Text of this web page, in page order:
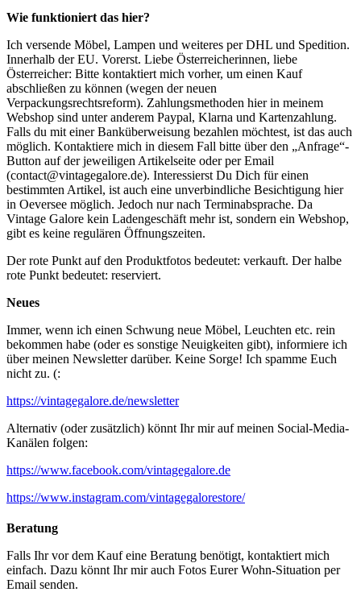
Wie funktioniert das hier?
Ich versende Möbel, Lampen und weiteres per DHL und Spedition.
Innerhalb der EU. Vorerst. Liebe Österreicherinnen, liebe
Österreicher: Bitte kontaktiert mich vorher, um einen Kauf
abschließen zu können (wegen der neuen
Verpackungsrechtsreform). Zahlungsmethoden hier in meinem
Webshop sind unter anderem Paypal, Klarna und Kartenzahlung.
Falls du mit einer Banküberweisung bezahlen möchtest, ist das auch
möglich. Kontaktiere mich in diesem Fall bitte über den „Anfrage“-
Button auf der jeweiligen Artikelseite oder per Email
(contact@vintagegalore.de). Interessierst Du Dich für einen
bestimmten Artikel, ist auch eine unverbindliche Besichtigung hier
in Oeversee möglich. Jedoch nur nach Terminabsprache. Da
Vintage Galore kein Ladengeschäft mehr ist, sondern ein Webshop,
gibt es keine regulären Öffnungszeiten.
Der rote Punkt auf den Produktfotos bedeutet: verkauft. Der halbe
rote Punkt bedeutet: reserviert.
Neues
Immer, wenn ich einen Schwung neue Möbel, Leuchten etc. rein
bekommen habe (oder es sonstige Neuigkeiten gibt), informiere ich
über meinen Newsletter darüber. Keine Sorge! Ich spamme Euch
nicht zu. (:
https://vintagegalore.de/newsletter
Alternativ (oder zusätzlich) könnt Ihr mir auf meinen Social-Media-
Kanälen folgen:
https://www.facebook.com/vintagegalore.de
https://www.instagram.com/vintagegalorestore/
Beratung
Falls Ihr vor dem Kauf eine Beratung benötigt, kontaktiert mich
einfach. Dazu könnt Ihr mir auch Fotos Eurer Wohn-Situation per
Email senden.